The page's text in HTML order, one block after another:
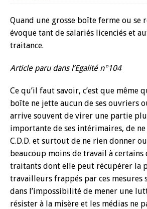
Quand une grosse boîte ferme ou se
évoque tant de salariés licenciés et
traitance.
Article paru dans l’Egalité n°104
Ce qu’il faut savoir, c’est que même
boîte ne jette aucun de ses ouvriers
arrive souvent de virer une partie
importante de ses intérimaires, de
C.D.D. et surtout de ne rien donner
beaucoup moins de travail à certains
traitants dont elle peut récupérer la
travailleurs frappés par ces mesures
dans l’impossibilité de mener une
résister à la misère et les médias ne